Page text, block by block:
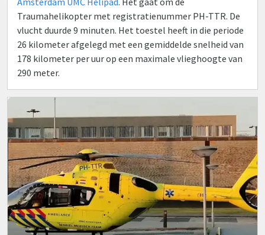
Traumahelikopter met registratienummer PH-TTR. De
vlucht duurde 9 minuten. Het toestel heeft in die periode
26 kilometer afgelegd met een gemiddelde snelheid van
178 kilometer per uur op een maximale vlieghoogte van
290 meter.